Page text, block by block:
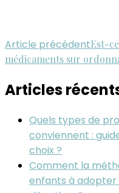
Navigation
d'article
Article précédentEst-
médicaments sur
Articles
Quels types de
conviennent :
choix ?
Comment la
enfants à adopter